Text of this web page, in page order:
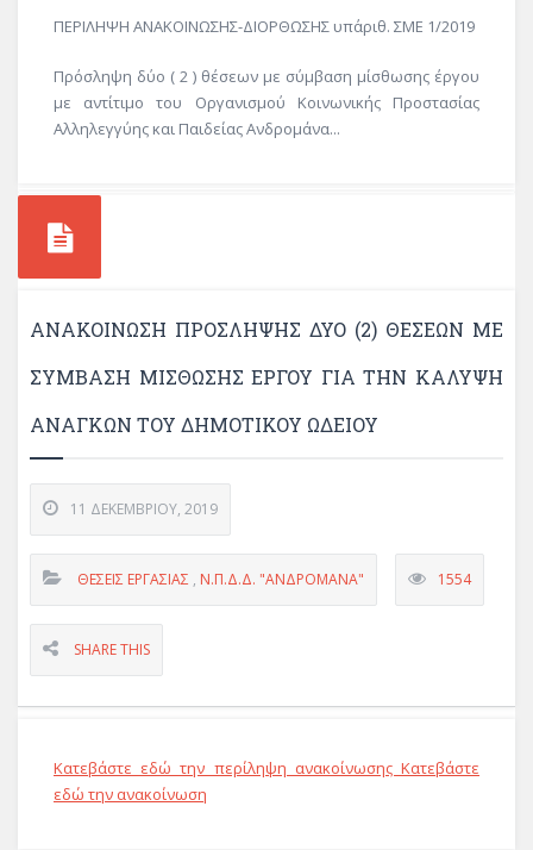
ΠΕΡΙΛΗΨΗ ΑΝΑΚΟΙΝΩΣΗΣ-ΔΙΟΡΘΩΣΗΣ υπ΄αριθ. ΣΜΕ 1/2019
Πρόσληψη δύο ( 2 ) θέσεων με σύμβαση μίσθωσης έργου
με αντίτιμο του Οργανισμού Κοινωνικής Προστασίας
Αλληλεγγύης και Παιδείας Ανδρομάνα...
ΑΝΑΚΟΊΝΩΣΗ ΠΡΌΣΛΗΨΗΣ ΔΎΟ (2) ΘΈΣΕΩΝ ΜΕ
ΣΎΜΒΑΣΗ ΜΊΣΘΩΣΗΣ ΈΡΓΟΥ ΓΙΑ ΤΗΝ ΚΆΛΥΨΗ
ΑΝΑΓΚΏΝ ΤΟΥ ΔΗΜΟΤΙΚΟΎ ΩΔΕΊΟΥ
11 ΔΕΚΕΜΒΡΊΟΥ, 2019
ΘΈΣΕΙΣ ΕΡΓΑΣΊΑΣ , Ν.Π.Δ.Δ. "ΑΝΔΡΟΜΑΝΑ" 1554
SHARE THIS
Κατεβάστε εδώ την περίληψη ανακοίνωσης Κατεβάστε
εδώ την ανακοίνωση